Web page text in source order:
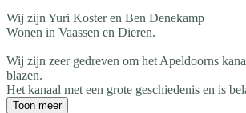
Wij zijn Yuri Koster en Ben Denekamp
Wonen in Vaassen en Dieren.
Wij zijn zeer gedreven om het Apeldoorns
blazen.
Het kanaal met een grote geschiedenis en is
Toon meer